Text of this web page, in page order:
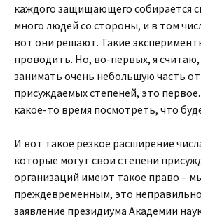
каждого защищающего собирается
много людей со стороны, и в том
вот они решают. Такие
проводить. Но, во-первых, я
занимать очень небольшую часть от
присуждаемых степеней, это
какое-то время посмотреть, что
И вот такое резкое расширение
которые могут свои степени
организаций имеют такое право –
преждевременным, это
заявление президиума Академии